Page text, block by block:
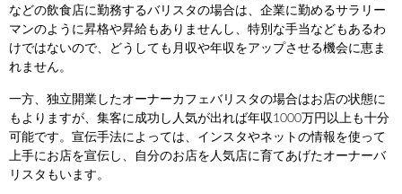
などの飲食店に勤務するバリスタの場合は、企業に勤めるサラリー
マンのように昇格や昇給もありませんし、特別な手当などもあるわ
けではないので、どうしても月収や年収をアップさせる機会に恵ま
れません。
一方、独立開業したオーナーカフェバリスタの場合はお店の状態に
もよりますが、集客に成功し人気が出れば年収1000万円以上も十分
可能です。宣伝手法によっては、インスタやネットの情報を使って
上手にお店を宣伝し、自分のお店を人気店に育てあげたオーナーバ
リスタもいます。